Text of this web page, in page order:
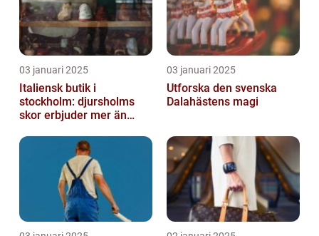
03 januari 2025
Italiensk butik i
stockholm: djursholms
skor erbjuder mer än
03 januari 2025
Utforska den svenska
Dalahästens magi